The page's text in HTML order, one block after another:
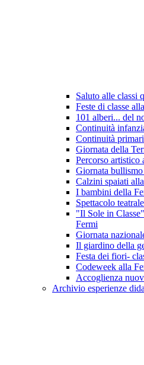
Saluto alle classi
Feste di classe
101 alberi... del
Continuità
Continuità
Giornata della
Percorso artistico
Giornata
Calzini spaiati
I bambini della
Spettacolo
"Il Sole in
Fermi
Giornata
Il giardino della
Festa dei fiori-
Codeweek alla
Accoglienza
Archivio esperienze